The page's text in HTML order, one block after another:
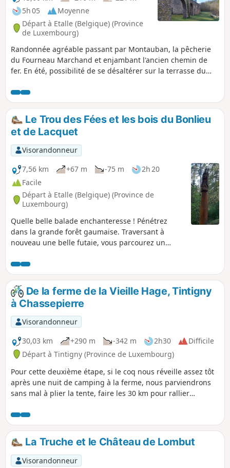
5h 05
Moyenne
Départ à Etalle (Belgique) (Province
de Luxembourg)
Randonnée agréable passant par Montauban, la pêcherie
du Fourneau Marchand et enjambant l'ancien chemin de
fer. En été, possibilité de se désaltérer sur la terrasse du
Le Trou des Fées et les bois du Bonlieu
et de Lacquet
Visorandonneur
7,56 km
+67 m -75 m
2h 20
Facile
Départ à Etalle (Belgique) (Province de
Luxembourg)
Quelle belle balade enchanteresse ! Pénétrez
dans la grande forêt gaumaise. Traversant à
nouveau une belle futaie, vous parcourez un
vous allez découvrir en son plein cœur le Trou des
Fées. Cette étonnante montagne de sable est
composée de plusieurs galeries que l’érosion
naturelle a creusées.
De la ferme de la Vieille Hage, Tintigny
à Chassepierre
Visorandonneur
30,03 km
+290 m -342 m 2h30
Difficile
Départ à Tintigny (Province de Luxembourg)
Pour cette deuxième étape, si le coq nous réveille assez tôt
après une nuit de camping à la ferme, nous parviendrons
sans mal à plier la tente, faire les 30 km pour rallier
d'Orval à mi-chemin. Nous roulerons, la plupart du temps,
en forêt.
La Truche et le Château de Lombut
Visorandonneur